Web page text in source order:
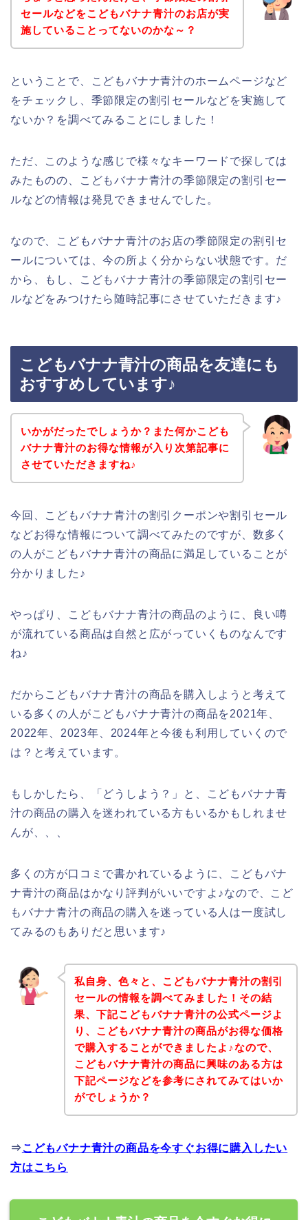
セールなどをこどもバナナ青汁のお店が実
施していることってないのかな～？
ということで、こどもバナナ青汁のホームページなど
をチェックし、季節限定の割引セールなどを実施して
ないか？を調べてみることにしました！
ただ、このような感じで様々なキーワードで探しては
みたものの、こどもバナナ青汁の季節限定の割引セー
ルなどの情報は発見できませんでした。
なので、こどもバナナ青汁のお店の季節限定の割引セ
ールについては、今の所よく分からない状態です。だ
から、もし、こどもバナナ青汁の季節限定の割引セー
ルなどをみつけたら随時記事にさせていただきます♪
こどもバナナ青汁の商品を友達にも
おすすめしています♪
いかがだったでしょうか？また何かこども
バナナ青汁のお得な情報が入り次第記事に
させていただきますね♪
今回、こどもバナナ青汁の割引クーポンや割引セール
などお得な情報について調べてみたのですが、数多く
の人がこどもバナナ青汁の商品に満足していることが
分かりました♪
やっぱり、こどもバナナ青汁の商品のように、良い噂
が流れている商品は自然と広がっていくものなんです
ね♪
だからこどもバナナ青汁の商品を購入しようと考えて
いる多くの人がこどもバナナ青汁の商品を2021年、
2022年、2023年、2024年と今後も利用していくので
は？と考えています。
もしかしたら、「どうしよう？」と、こどもバナナ青
汁の商品の購入を迷われている方もいるかもしれませ
んが、、、
多くの方が口コミで書かれているように、こどもバナ
ナ青汁の商品はかなり評判がいいですよ♪なので、こど
もバナナ青汁の商品の購入を迷っている人は一度試し
てみるのもありだと思います♪
私自身、色々と、こどもバナナ青汁の割引
セールの情報を調べてみました！その結
果、下記こどもバナナ青汁の公式ページよ
り、こどもバナナ青汁の商品がお得な価格
で購入することができましたよ♪なので、
こどもバナナ青汁の商品に興味のある方は
下記ページなどを参考にされてみてはいか
がでしょうか？
⇒ こどもバナナ青汁の商品を今すぐお得に購入したい
方はこちら